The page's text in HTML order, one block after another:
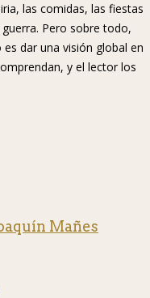
las comidas, las fiestas
Pero sobre todo,
dar una visión global en
y el lector los
Mañes